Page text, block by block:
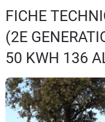
Essais
Guide
d'achat
Electriques
FICHE
(2E
50 KWH 136